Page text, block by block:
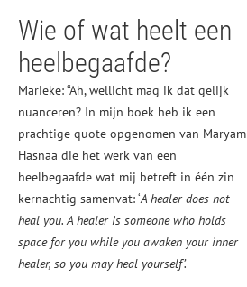
Wie of wat heelt een
heelbegaafde?
Marieke: “Ah, wellicht mag ik dat gelijk
nuanceren? In mijn boek heb ik een
prachtige quote opgenomen van Maryam
Hasnaa die het werk van een
heelbegaafde wat mij betreft in één zin
kernachtig samenvat: ‘A healer does not
heal you. A healer is someone who holds
space for you while you awaken your inner
healer, so you may heal yourself’.